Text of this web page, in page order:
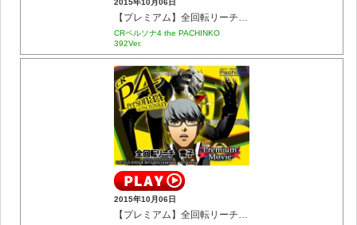
2015年10月06日
【プレミアム】全回転リーチ 完二
CRペルソナ4 the PACHINKO
392Ver.
2015年10月06日
【プレミアム】全回転リーチ 雪子